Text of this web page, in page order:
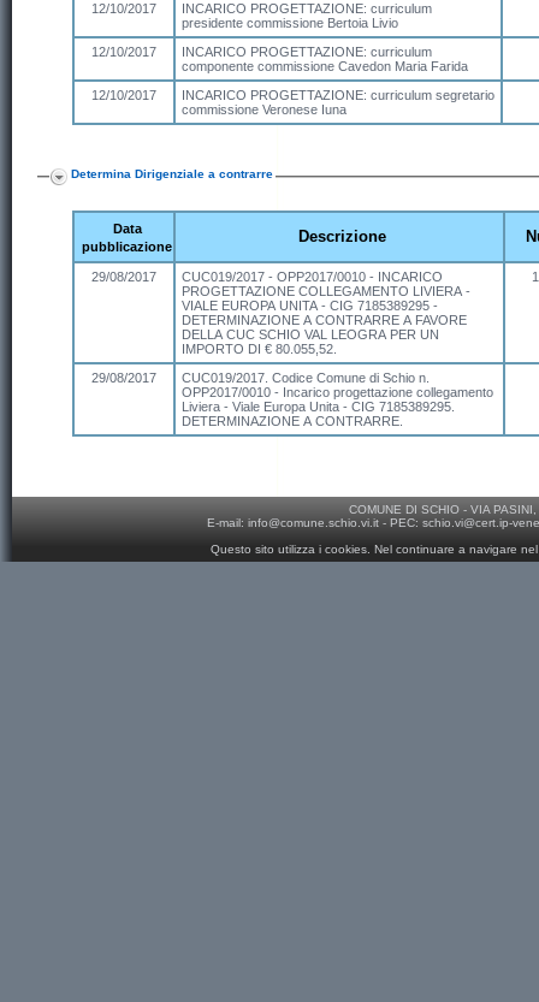
12/10/2017
INCARICO PROGETTAZIONE: curriculum
presidente commissione Bertoia Livio
12/10/2017
INCARICO PROGETTAZIONE: curriculum
componente commissione Cavedon Maria Farida
12/10/2017
INCARICO PROGETTAZIONE: curriculum segretario
commissione Veronese Iuna
Determina Dirigenziale a contrarre
Data
pubblicazione
Descrizione
29/08/2017
CUC019/2017 - OPP2017/0010 - INCARICO
PROGETTAZIONE COLLEGAMENTO LIVIERA -
VIALE EUROPA UNITA - CIG 7185389295 -
DETERMINAZIONE A CONTRARRE A FAVORE
DELLA CUC SCHIO VAL LEOGRA PER UN
IMPORTO DI € 80.055,52.
29/08/2017
CUC019/2017. Codice Comune di Schio n.
OPP2017/0010 - Incarico progettazione collegamento
Liviera - Viale Europa Unita - CIG 7185389295.
DETERMINAZIONE A CONTRARRE.
COMUNE DI SCHIO - VIA
E-mail: info@comune.schio.vi.it - PEC: schio.vi@cert.ip-
Questo sito utilizza i cookies. Nel continuare a navigare